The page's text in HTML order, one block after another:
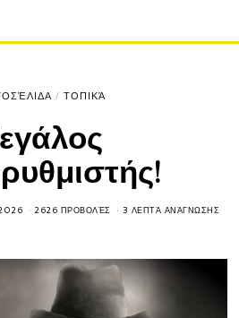
/ ΤΟΠΙΚΆ
2626 ΠΡΟΒΟΛΈΣ 3 ΛΕΠΤΆ ΑΝΆΓΝΩΣΗΣ